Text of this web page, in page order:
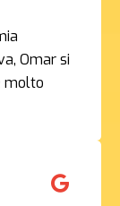
Omar si
molto